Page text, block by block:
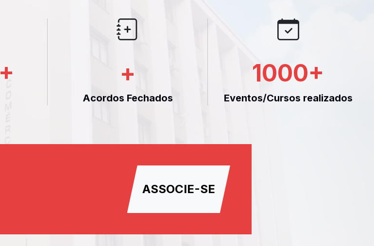
+ +
Acordos Fechados
1000+
Eventos/Cursos realizados
ASSOCIE-SE